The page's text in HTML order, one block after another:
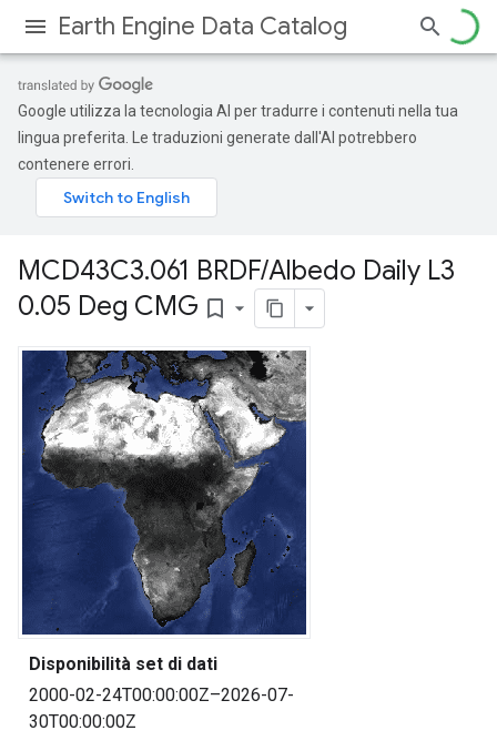
Earth Engine Data Catalog
Google utilizza la tecnologia AI per tradurre i contenuti nella tua
lingua preferita. Le traduzioni generate dall'AI potrebbero
contenere errori.
MCD43C3.061 BRDF/Albedo Daily L3
0.05 Deg CMG bookmark_border
Disponibilità set di dati
2000-02-24T00:00:00Z–2026-07-
30T00:00:00Z